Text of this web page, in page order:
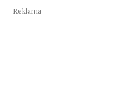
Reklama